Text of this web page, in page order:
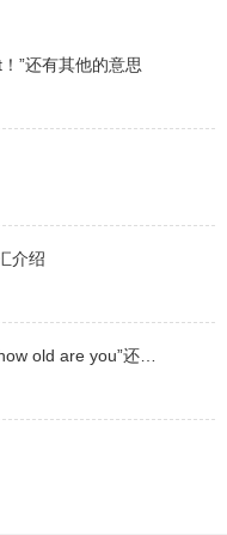
”还有其他的意思
介绍